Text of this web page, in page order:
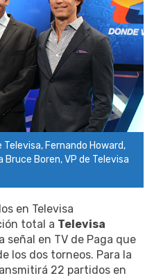
Televisa, Fernando Howard,
Bruce Boren, VP de Televisa
en Televisa
total a Televisa
señal en TV de Paga que
los dos torneos. Para la
22 partidos en